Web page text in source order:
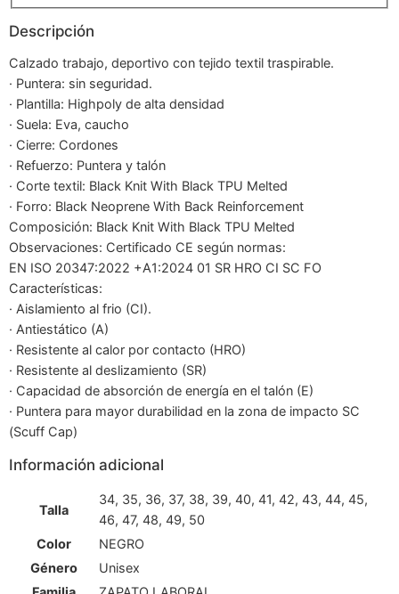
Descripción
Calzado trabajo, deportivo con tejido textil traspirable.
· Puntera: sin seguridad.
· Plantilla: Highpoly de alta densidad
· Suela: Eva, caucho
· Cierre: Cordones
· Refuerzo: Puntera y talón
· Corte textil: Black Knit With Black TPU Melted
· Forro: Black Neoprene With Back Reinforcement
Composición: Black Knit With Black TPU Melted
Observaciones: Certificado CE según normas:
EN ISO 20347:2022 +A1:2024 01 SR HRO CI SC FO
Características:
· Aislamiento al frio (CI).
· Antiestático (A)
· Resistente al calor por contacto (HRO)
· Resistente al deslizamiento (SR)
· Capacidad de absorción de energía en el talón (E)
· Puntera para mayor durabilidad en la zona de impacto SC
(Scuff Cap)
Información adicional
Talla
34, 35, 36, 37, 38, 39, 40, 41, 42, 43, 44, 45,
46, 47, 48, 49, 50
Color
NEGRO
Género
Unisex